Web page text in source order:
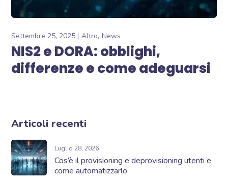
Settembre 25, 2025 Altro News
NIS2 e DORA: obblighi,
differenze e come adeguarsi
Articoli recenti
Luglio 28, 2026
Cos’è il provisioning e deprovisioning utenti e
come automatizzarlo